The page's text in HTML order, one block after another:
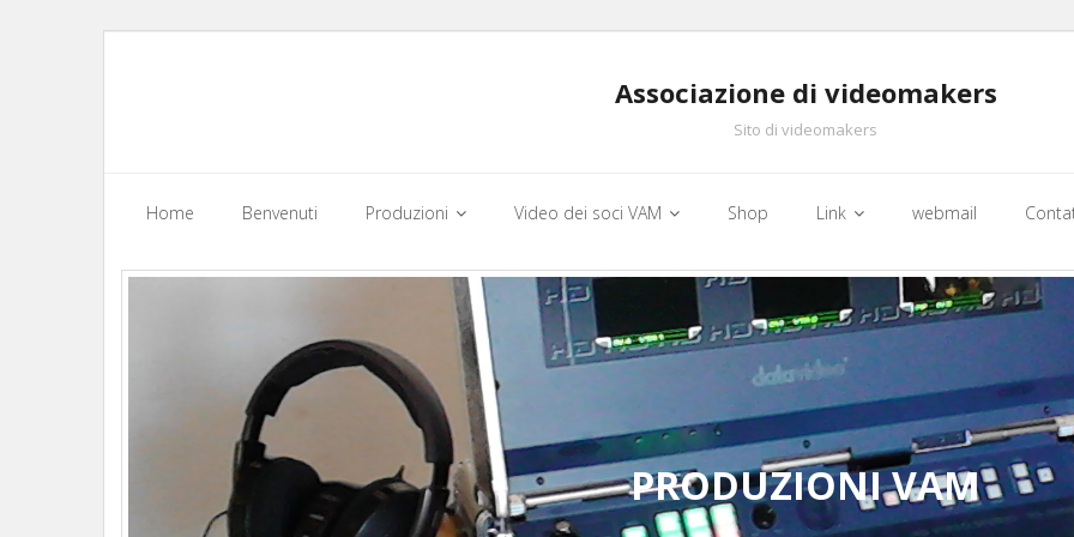
Associazione di videomakers
Sito di videomakers
Home Benvenuti Produzioni Video dei soci VAM Shop Link webmail
PRODUZIONI VAM